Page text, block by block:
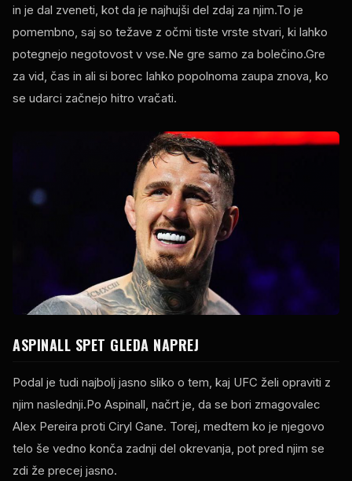
in je dal zveneti, kot da je najhujši del zdaj za njim.To je
pomembno, saj so težave z očmi tiste vrste stvari, ki lahko
potegnejo negotovost v vse.Ne gre samo za bolečino.Gre
za vid, čas in ali si borec lahko popolnoma zaupa znova, ko
se udarci začnejo hitro vračati.
ASPINALL SPET GLEDA NAPREJ
Podal je tudi najbolj jasno sliko o tem, kaj UFC želi opraviti z
njim naslednji.Po Aspinall, načrt je, da se bori zmagovalec
Alex Pereira proti Ciryl Gane. Torej, medtem ko je njegovo
telo še vedno konča zadnji del okrevanja, pot pred njim se
zdi že precej jasno.